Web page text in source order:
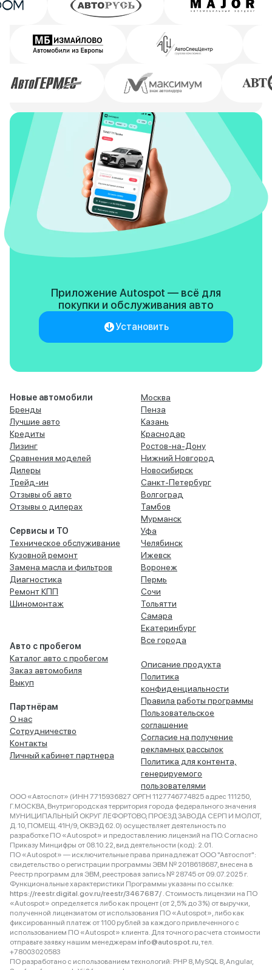
Приложение Autospot — всё для
покупки и обслуживания авто
Установить
Новые автомобили
Бренды
Лучшие авто
Кредиты
Лизинг
Сравнения моделей
Дилеры
Трейд-ин
Отзывы об авто
Отзывы о дилерах
Сервисы и ТО
Техническое обслуживание
Кузовной ремонт
Замена масла и фильтров
Диагностика
Ремонт КПП
Шиномонтаж
Авто с пробегом
Каталог авто с пробегом
Заказ автомобиля
Выкуп
Партнёрам
О нас
Сотрудничество
Контакты
Личный кабинет партнера
Москва
Пенза
Казань
Краснодар
Ростов-на-Дону
Нижний Новгород
Новосибирск
Санкт-Петербург
Волгоград
Тамбов
Мурманск
Уфа
Челябинск
Ижевск
Воронеж
Пермь
Сочи
Тольятти
Самара
Екатеринбург
Все города
Описание продукта
Политика
конфиденциальности
Правила работы программы
Пользовательское
соглашение
Согласие на получение
рекламных рассылок
Политика для контента,
генерируемого
пользователями
ООО «Автоспот» (ИНН 7715936827 ОРГН 1127746774825 адрес 111250,
Г.МОСКВА, Внутригородская территория города федерального значения
МУНИЦИПАЛЬНЫЙ ОКРУГ ЛЕФОРТОВО, ПРОЕЗД ЗАВОДА СЕРП И МОЛОТ,
Д. 10, ПОМЕЩ. 41Н/9, ОКВЭД 62.0) осуществляет деятельность по
разработке ПО «Autospot» и предоставлению лицензий на ПО. Согласно
Приказу Минцифры от 08.10.22, вид деятельности (код): 2.01.
ПО «Autospot» — исключительные права принадлежат ООО "Автоспот":
свидетельство о регистрации программы ЭВМ № 2018618687, внесена в
Реестр программ для ЭВМ, реестровая запись № 28745 от 09.07.2025 г.
Функциональные характеристики Программы указаны по ссылке:
https://reestr.digital.gov.ru/reestr/3467687/ . Стоимость лицензии на ПО
«Autospot» определяется либо как процент (от 2,5% до 3%) от выручки,
полученной лицензиатом от использования ПО «Autospot», либо как
фиксированный платеж от 1100 рублей за каждого привлеченного с
использованием ПО «Autospot» клиента. Для точного расчета стоимости
отправьте заявку нашим менеджерам info@autospot.ru, тел.
+78003020583
ПО разработано с использованием технологий: PHP 8, MySQL 8, Angular,